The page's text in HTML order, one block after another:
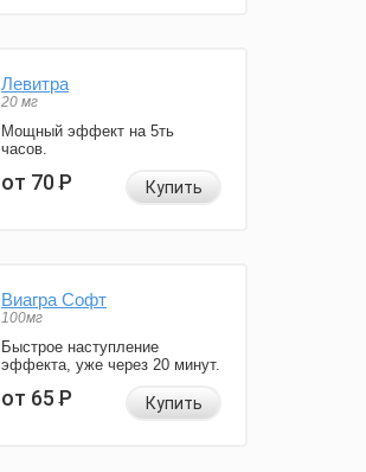
Левитра
20 мг
Мощный эффект на 5ть
часов.
от 70Р Купить
Виагра Софт
100мг
Быстрое наступление
эффекта, уже через 20 минут.
от 65Р Купить